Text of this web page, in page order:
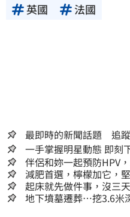
英國 法國
最即時的新聞話題 追
一手掌握
伴侶和妳一起預防HPV
減肥首選，檸檬加它，
人生
起床就先做件事，沒三
小！
地下墳墓遷葬…挖3.6米